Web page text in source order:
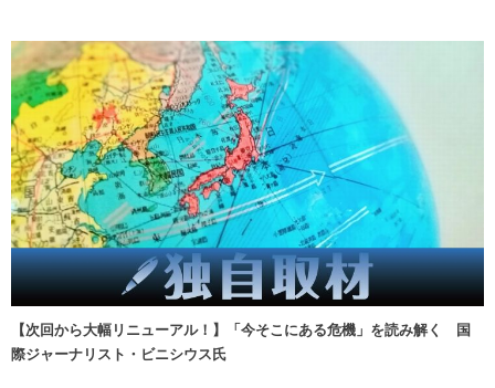
【次回から大幅リニューアル！】「今そこにある危機」を読み解く 国
際ジャーナリスト・ビニシウス氏